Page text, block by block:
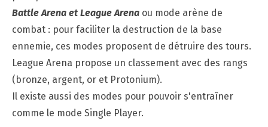
Battle Arena et League Arena ou mode arène de
combat : pour faciliter la destruction de la base
ennemie, ces modes proposent de détruire des tours.
League Arena propose un classement avec des rangs
(bronze, argent, or et Protonium).
Il existe aussi des modes pour pouvoir s'entraîner
comme le mode Single Player.